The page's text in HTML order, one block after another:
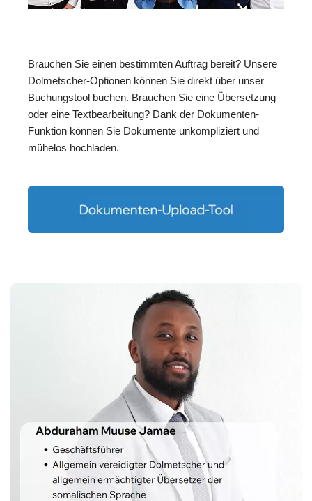
Brauchen Sie einen bestimmten Auftrag bereit? Unsere
Dolmetscher-Optionen können Sie direkt über unser
Buchungstool buchen. Brauchen Sie eine Übersetzung
oder eine Textbearbeitung? Dank der Dokumenten-
Funktion können Sie Dokumente unkompliziert und
mühelos hochladen.